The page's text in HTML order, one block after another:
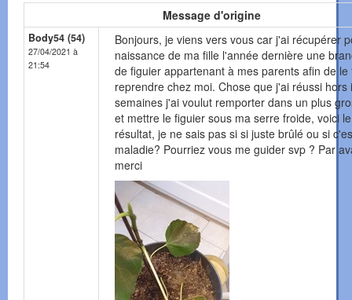
Message d'origine
Body54 (54)
27/04/2021 à
21:54
Bonjours, je viens vers vous car j'ai récupérer
naissance de ma fille l'année dernière une
de figuier appartenant à mes parents afin de le
reprendre chez moi. Chose que j'ai réussi hors
semaines j'ai voulut remporter dans un plus
et mettre le figuier sous ma serre froide, voici le
résultat, je ne sais pas si si juste brûlé ou si
maladie? Pourriez vous me guider svp ? Par
merci